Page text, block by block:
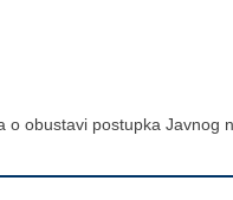
o obustavi postupka